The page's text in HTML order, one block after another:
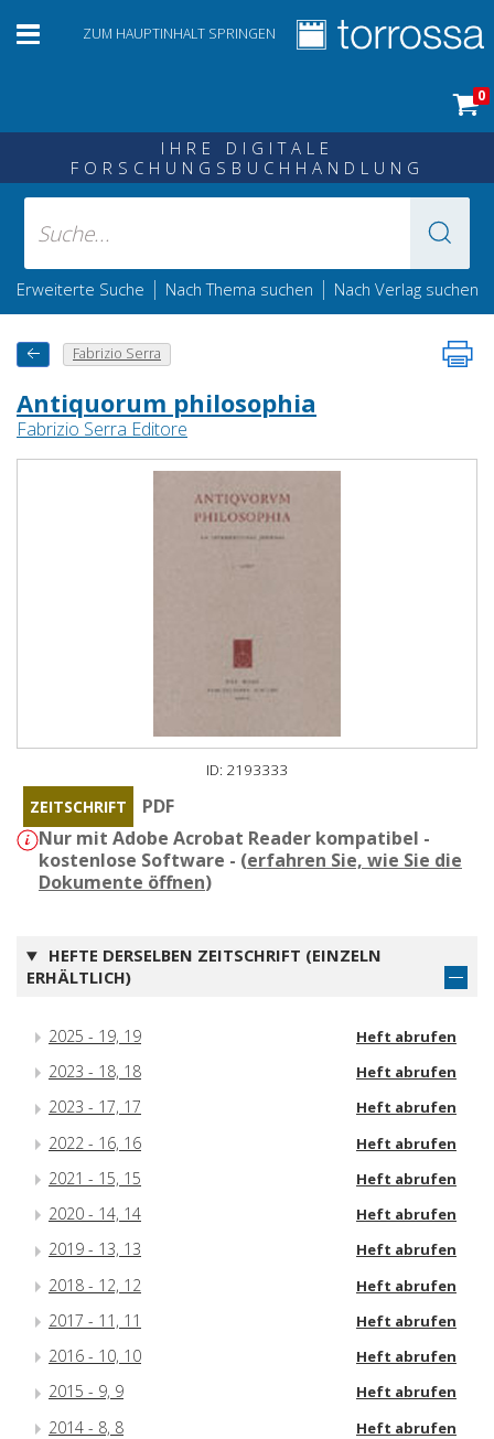
ZUM HAUPTINHALT SPRINGEN
0
IHRE DIGITALE
FORSCHUNGSBUCHHANDLUNG
Erweiterte Suche | Nach Thema suchen | Nach Verlag suchen
Fabrizio Serra
Antiquorum philosophia
Fabrizio Serra Editore
ID: 2193333
ZEITSCHRIFT
PDF
Nur mit Adobe Acrobat Reader kompatibel -
kostenlose Software - (erfahren Sie, wie Sie die
Dokumente öffnen)
HEFTE DERSELBEN ZEITSCHRIFT (EINZELN
ERHÄLTLICH)
2025 - 19, 19 Heft abrufen
2023 - 18, 18 Heft abrufen
2023 - 17, 17 Heft abrufen
2022 - 16, 16 Heft abrufen
2021 - 15, 15 Heft abrufen
2020 - 14, 14 Heft abrufen
2019 - 13, 13 Heft abrufen
2018 - 12, 12 Heft abrufen
2017 - 11, 11 Heft abrufen
2016 - 10, 10 Heft abrufen
2015 - 9, 9 Heft abrufen
2014 - 8, 8 Heft abrufen